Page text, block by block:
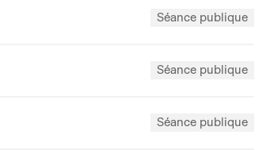
Séance publique
Séance publique
Séance publique